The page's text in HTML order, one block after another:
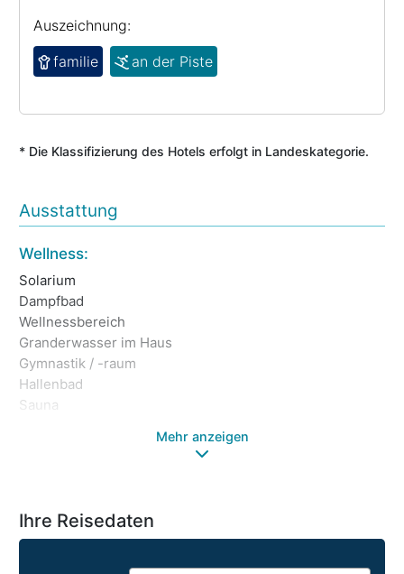
Auszeichnung:
familie
an der Piste
* Die Klassifizierung des Hotels erfolgt in Landeskategorie.
Ausstattung
Wellness:
Solarium
Dampfbad
Wellnessbereich
Granderwasser im Haus
Gymnastik / -raum
Hallenbad
Sauna
Mehr anzeigen
Ihre Reisedaten